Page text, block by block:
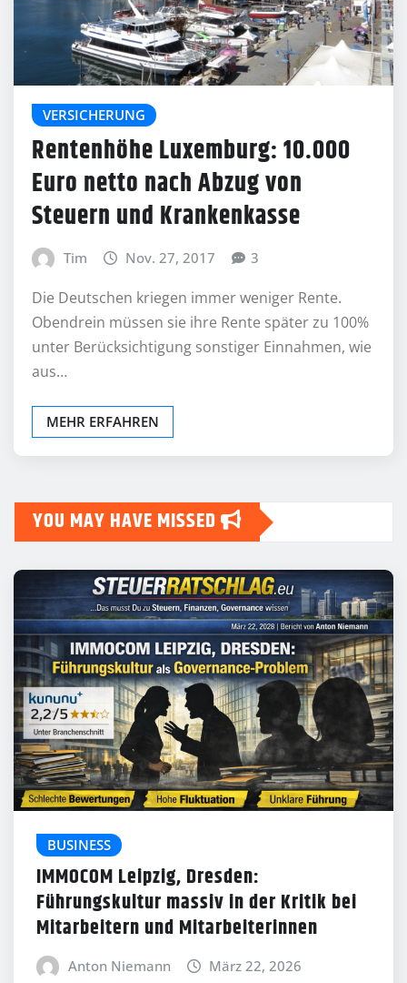
VERSICHERUNG
Rentenhöhe Luxemburg: 10.000
Euro netto nach Abzug von
Steuern und Krankenkasse
Tim Nov. 27, 2017 3
Die Deutschen kriegen immer weniger Rente.
Obendrein müssen sie ihre Rente später zu 100%
unter Berücksichtigung sonstiger Einnahmen, wie
aus…
MEHR ERFAHREN
YOU MAY HAVE MISSED
BUSINESS
IMMOCOM Leipzig, Dresden:
Führungskultur massiv in der Kritik bei
Mitarbeitern und Mitarbeiterinnen
Anton Niemann März 22, 2026